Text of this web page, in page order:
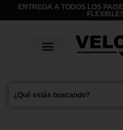
ENTREGA A TODOS LOS